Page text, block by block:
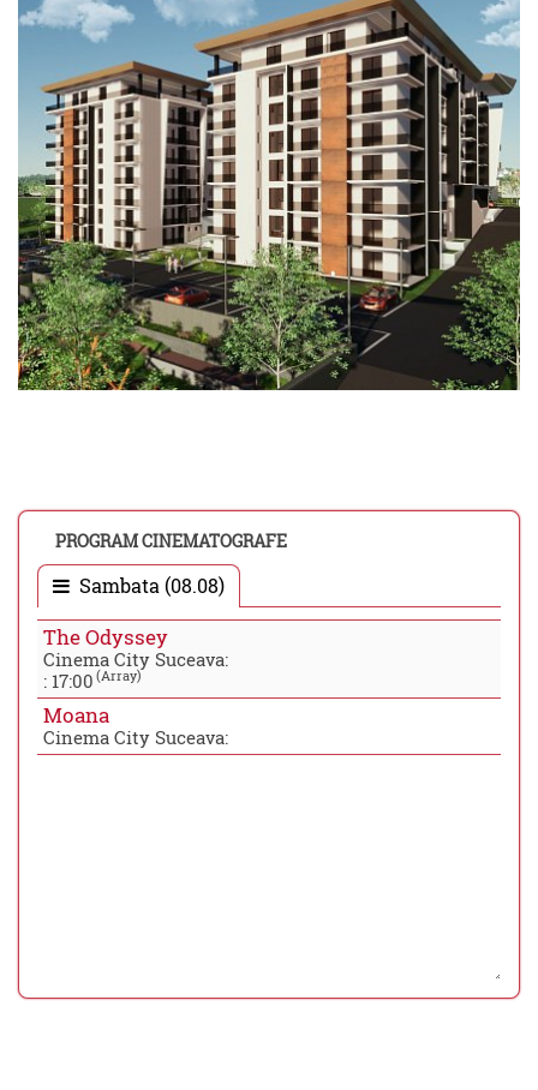
PROGRAM CINEMATOGRAFE
Sambata (08.08)
The Odyssey
Cinema City Suceava:
: 17:00 (Array)
Moana
Cinema City Suceava: